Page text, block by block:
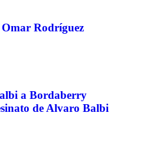
Rodríguez
a Bordaberry
de Alvaro Balbi